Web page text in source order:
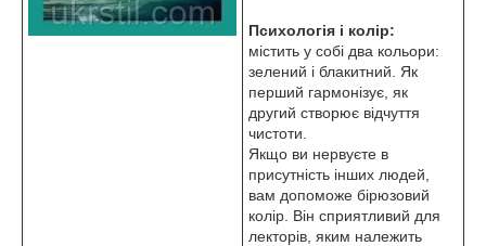
Психологія і колір:
містить у собі два кольори:
зелений і блакитний. Як
перший гармонізує, як
другий створює відчуття
чистоти.
Якщо ви нервуєте в
присутність інших людей,
вам допоможе бірюзовий
колір. Він сприятливий для
лекторів, яким належить